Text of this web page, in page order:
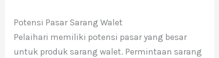
Potensi Pasar Sarang Walet
Pelaihari memiliki potensi pasar yang besar
untuk produk sarang walet. Permintaan sarang